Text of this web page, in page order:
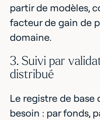
partir de modèles,
facteur de gain de
domaine.
3. Suivi par
distribué
Le registre de
besoin : par fonds,